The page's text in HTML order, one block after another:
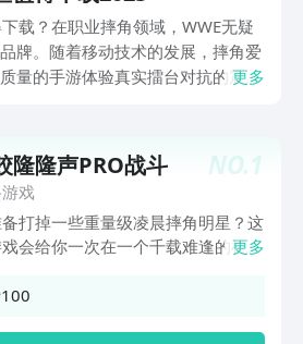
载？在职业摔角领域，WWE无疑
牌。随着移动技术的发展，摔角爱
量的手游体验真实擂台对抗的震撼
更多
NO.1
隆隆声PRO战斗
戏
打掉一些重量级凌晨摔角明星？这
会给你一次在一个千载难逢的机会
正的专业。玩喜欢的明星，你是，
更多